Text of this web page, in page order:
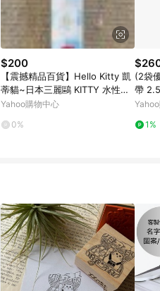
$200
【震撼精品百貨】Hello Kitty 凱
蒂貓~日本三麗鷗 KITTY 水性筆/
中性筆-櫻桃藍#47371
Yahoo購物中心
0%
(2袋優
帶
0106
1%